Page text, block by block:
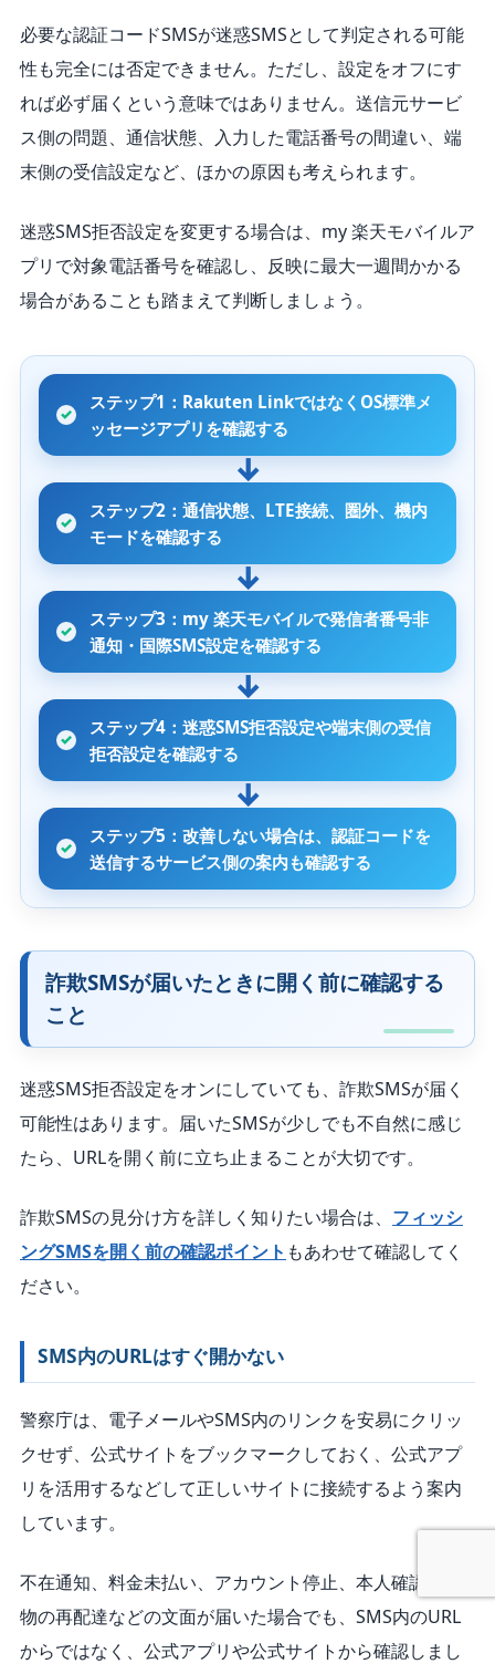
必要な認証コードSMSが迷惑SMSとして判定される可能
性も完全には否定できません。ただし、設定をオフにす
れば必ず届くという意味ではありません。送信元サービ
ス側の問題、通信状態、入力した電話番号の間違い、端
末側の受信設定など、ほかの原因も考えられます。
迷惑SMS拒否設定を変更する場合は、my 楽天モバイルア
プリで対象電話番号を確認し、反映に最大一週間かかる
場合があることも踏まえて判断しましょう。
ステップ1：Rakuten LinkではなくOS標準メ
ッセージアプリを確認する
ステップ2：通信状態、LTE接続、圏外、機内
モードを確認する
ステップ3：my 楽天モバイルで発信者番号非
通知・国際SMS設定を確認する
ステップ4：迷惑SMS拒否設定や端末側の受信
拒否設定を確認する
ステップ5：改善しない場合は、認証コードを
送信するサービス側の案内も確認する
詐欺SMSが届いたときに開く前に確認する
こと
迷惑SMS拒否設定をオンにしていても、詐欺SMSが届く
可能性はあります。届いたSMSが少しでも不自然に感じ
たら、URLを開く前に立ち止まることが大切です。
詐欺SMSの見分け方を詳しく知りたい場合は、 フィッシ
ングSMSを開く前の確認ポイント もあわせて確認してく
ださい。
SMS内のURLはすぐ開かない
警察庁は、電子メールやSMS内のリンクを安易にクリッ
クせず、公式サイトをブックマークしておく、公式アプ
リを活用するなどして正しいサイトに接続するよう案内
しています。
不在通知、料金未払い、アカウント停止、本人確認、荷
物の再配達などの文面が届いた場合でも、SMS内のURL
からではなく、公式アプリや公式サイトから確認しまし